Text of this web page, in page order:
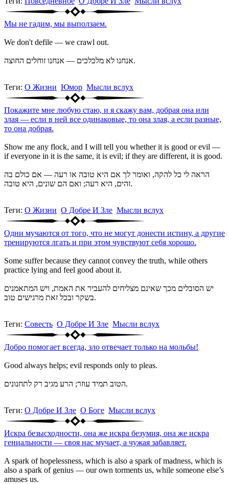
Мы не гадим, мы выползаем.
We don't defile — we crawl out.
אנחנו לא מלכלכים — אנחנו זוחלים החוצה.
Теги: О Жизни Юмор Мысли вслух
Покажите мне любую стаю, и я скажу вам, добрая она или
злая — если в ней все одинаковые, то она злая, а если разные,
то она добрая.
Show me any flock, and I will tell you whether it is good or evil —
if everyone in it is the same, it is evil; if they are different, it is good.
הראה לי כל להקה, ואומר לך אם היא טובה או רעה — אם כולם בה
זהים, היא רעה; ואם הם שונים, היא טובה.
Теги: О Жизни О Добре И Зле Мысли вслух
Одни мучаются от того, что не могут донести истину, а другие
тренируются лгать и при этом чувствуют себя хорошо.
Some suffer because they cannot convey the truth, while others
practice lying and feel good about it.
יש הסובלים מכך שאינם מצליחים להעביר את האמת, ויש המתאמנים
בשקר ובכל זאת מרגישים טוב.
Теги: Совесть О Добре И Зле Мысли вслух
Добро помогает всегда, зло отвечает только на мольбы!
Good always helps; evil responds only to pleas.
הטוב תמיד עוזר; הרע מגיב רק לתחנונים.
Теги: О Добре И Зле О Боге Мысли вслух
Искра безысходности, она же искра безумия, она же искра
гениальности — своя нас мучает, а чужая забавляет.
A spark of hopelessness, which is also a spark of madness, which is
also a spark of genius — our own torments us, while someone else’s
amuses us.